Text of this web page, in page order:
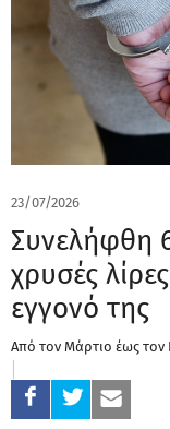
23/07/2026
Συνελήφθη
χρυσές
εγγονό της
Από τον Μάρτιο έως τον